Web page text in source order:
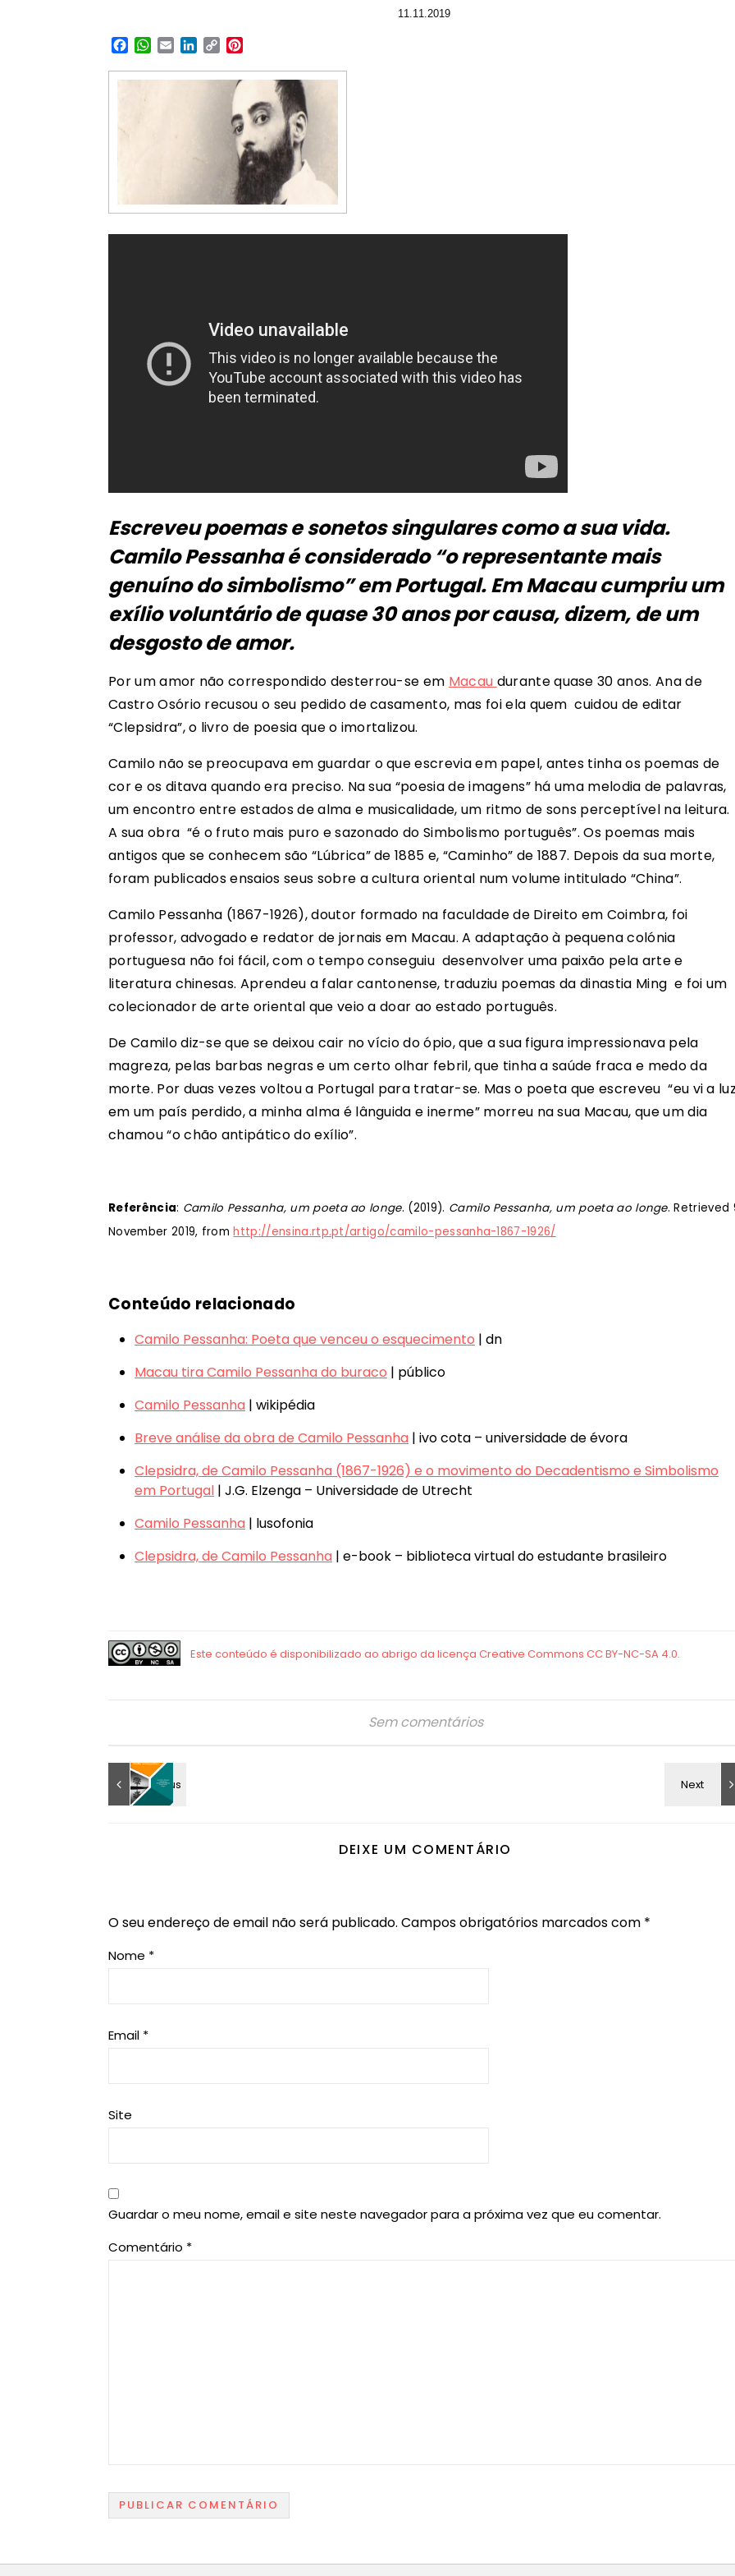
11.11.2019
Facebook
WhatsApp
EmailLinkedIn
Copy
Escreveu poemas e sonetos singulares como a sua vida.
Camilo Pessanha é considerado “o representante mais
genuíno do simbolismo” em Portugal. Em Macau cumpriu um
exílio voluntário de quase 30 anos por causa, dizem, de um
desgosto de amor.
Por um amor não correspondido desterrou-se em Macau durante quase 30 anos. Ana de
Castro Osório recusou o seu pedido de casamento, mas foi ela quem cuidou de editar
“Clepsidra”, o livro de poesia que o imortalizou.
Camilo não se preocupava em guardar o que escrevia em papel, antes tinha os poemas de
cor e os ditava quando era preciso. Na sua “poesia de imagens” há uma melodia de palavras,
um encontro entre estados de alma e musicalidade, um ritmo de sons perceptível na leitura.
A sua obra “é o fruto mais puro e sazonado do Simbolismo português”. Os poemas mais
antigos que se conhecem são “Lúbrica” de 1885 e, “Caminho” de 1887. Depois da sua morte,
foram publicados ensaios seus sobre a cultura oriental num volume intitulado “China”.
Camilo Pessanha (1867-1926), doutor formado na faculdade de Direito em Coimbra, foi
professor, advogado e redator de jornais em Macau. A adaptação à pequena colónia
portuguesa não foi fácil, com o tempo conseguiu desenvolver uma paixão pela arte e
literatura chinesas. Aprendeu a falar cantonense, traduziu poemas da dinastia Ming e foi um
colecionador de arte oriental que veio a doar ao estado português.
De Camilo diz-se que se deixou cair no vício do ópio, que a sua figura impressionava pela
magreza, pelas barbas negras e um certo olhar febril, que tinha a saúde fraca e medo da
morte. Por duas vezes voltou a Portugal para tratar-se. Mas o poeta que escreveu “eu vi a
em um país perdido, a minha alma é lânguida e inerme” morreu na sua Macau, que um dia
chamou “o chão antipático do exílio”.
Referência: Camilo Pessanha, um poeta ao longe. (2019). Camilo Pessanha, um poeta ao longe. Retrieved
November 2019, fromhttp://ensina.rtp.pt/artigo/camilo-pessanha-1867-1926/
Conteúdo relacionado
Camilo Pessanha: Poeta que venceu o esquecimento | dn
Macau tira Camilo Pessanha do buraco | público
Camilo Pessanha | wikipédia
Breve análise da obra de Camilo Pessanha | ivo cota – universidade de évora
Clepsidra, de Camilo Pessanha (1867-1926) e o movimento do Decadentismo e Simbolismo
em Portugal | J.G. Elzenga – Universidade de Utrecht
Camilo Pessanha | lusofonia
Clepsidra, de Camilo Pessanha | e-book – biblioteca virtual do estudante brasileiro
Sem comentários
DEIXE UM COMENTÁRIO
O seu endereço de email não será publicado. Campos obrigatórios marcados com *
Nome *
Email *
Site
Guardar o meu nome, email e site neste navegador para a próxima vez que eu comentar.
Comentário *